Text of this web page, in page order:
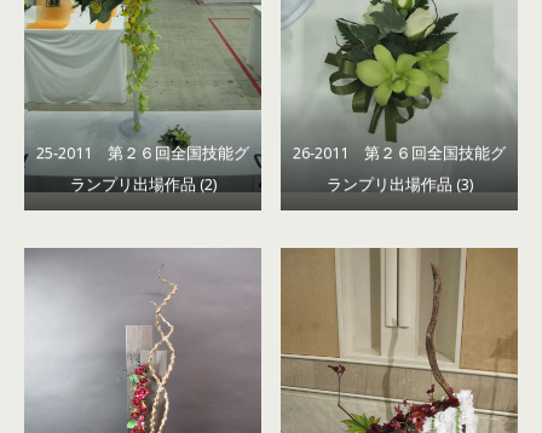
25-2011 第２６回全国技能グ
ランプリ出場作品 (2)
26-2011 第２６回全国技能グ
ランプリ出場作品 (3)